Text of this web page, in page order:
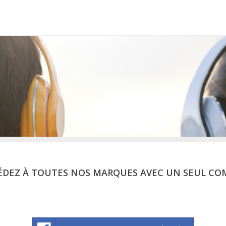
À TOUTES NOS MARQUES AVEC UN SEUL